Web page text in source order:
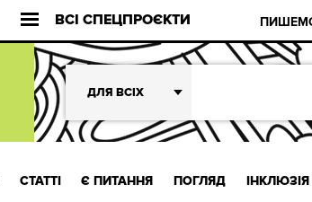
ВСІ СПЕЦПРОЄКТИ
ДЛЯ ВСІХ
СТАТТІ Є ПИТАННЯ ПОГЛЯД ІНКЛЮЗІЯ